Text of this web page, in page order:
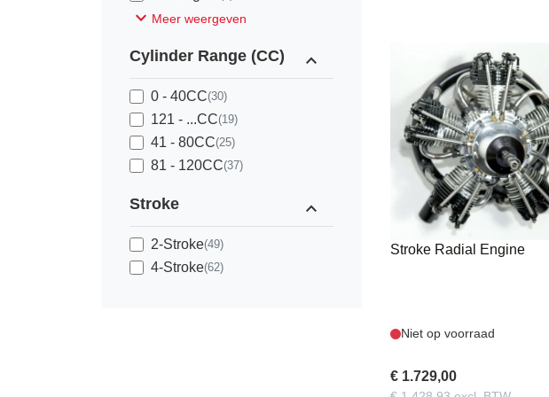
expand_more Meer weergeven
Cylinder Range (CC) expand_less
0 - 40CC(30)
121 - ...CC(19)
41 - 80CC(25)
81 - 120CC(37)
Stroke expand_less
2-Stroke(49)
4-Stroke(62)
UMS55CC5C
UMS - 55CC 5 Cylinder 4-
Stroke Radial Engine
Niet op voorraad
€ 1.729,00